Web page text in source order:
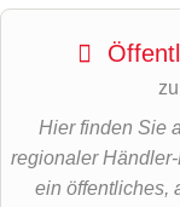
zu
Hier finden Sie
regionaler
ein öffentliches,